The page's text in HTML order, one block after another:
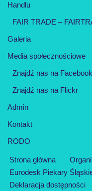
Handlu
FAIR TRADE –
Galeria
Media społecznościowe
Znajdź nas na
Znajdź nas na Flickr
Admin
Kontakt
RODO
Strona główna
Eurodesk Piekary
Deklaracja dostępności